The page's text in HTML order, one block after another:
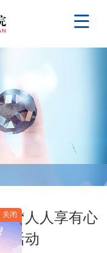
人人享有心
活动